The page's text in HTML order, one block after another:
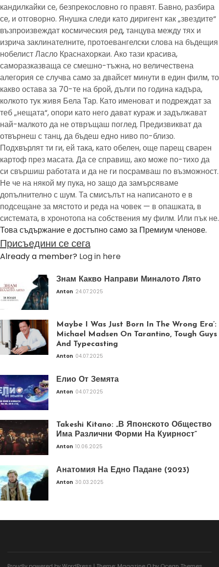
кандилкайки се, безпрекословно го правят. Бавно, разбира
се, и отговорно. Янушка следи като диригент как „звездите“
възпроизвеждат космическия ред, танцува между тях и
изрича заклинателните, протоевангелски слова на бъдещия
нобелист Ласло Краснахоркаи. Ако тази красива,
саморазказваща се смешно-тъжна, но величествена
алегория се случва само за двайсет минути в един филм, то
какво остава за 70-те на брой, дълги по година кадъра,
колкото тук живя Бела Тар. Като именоват и подреждат за
теб „нещата“, опори като него дават кураж и задължават
най-малкото да не отвръщаш поглед. Предизвикват да
отвърнеш с танц, да бъдеш едно ниво по-близо.
Подхвърлят ти ги, ей така, като обелен, още парещ сварен
картоф през масата. Да се справиш, ако може по-тихо да
си свършиш работата и да не ги посрамваш по възможност.
Не че на някой му пука, но защо да замърсяваме
допълнително с шум. Та смисълът на написаното е в
подсещане за мястото и реда на човек — в опашката, в
системата, в хронотопа на собствения му филм. Или пък не.
Това съдържание е достъпно само за Премиум членове.
Присъедини се сега
Already a member? Log in here
Знам Какво Направи Миналото Лято
Anton 24.07.2025
Maybe I Was Just Born In The Wrong Era’:
Michael Madsen On Tarantino, Tough Guys
And Typecasting
Anton 04.07.2025
Елио От Земята
Anton 04.07.2025
Takeshi Kitano: „В Японското Общество
Има Различни Форми На Куирност“
Anton 10.06.2025
Анатомия На Едно Падане (2023)
Anton 30.03.2025